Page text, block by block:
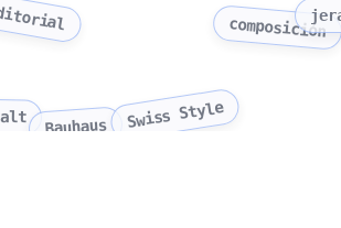
composición
Bauhaus Swiss Style